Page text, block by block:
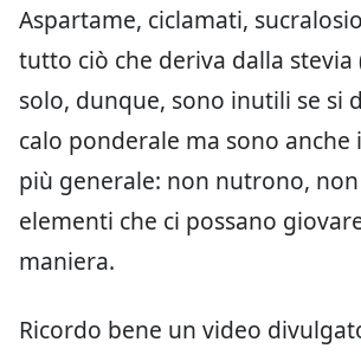
Aspartame, ciclamati,
tutto ciò che deriva dalla stevia
solo, dunque, sono inutili se si
calo ponderale ma sono anche
più generale: non nutrono,
elementi che ci possano
maniera.
Ricordo bene un video